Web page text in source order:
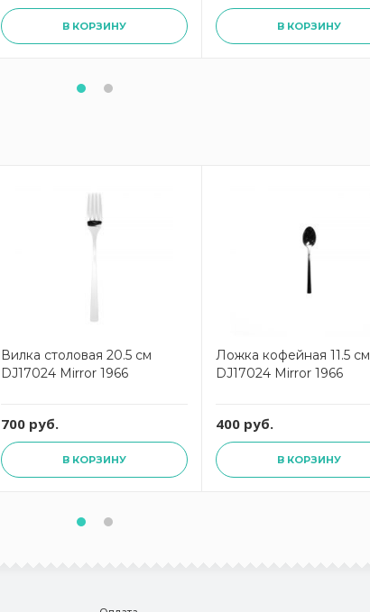
В КОРЗИНУ В КОРЗИНУ
Вилка столовая 20.5 см
DJ17024 Mirror 1966
700 руб.
В КОРЗИНУ
Ложка кофейная 11.5 см
DJ17024 Mirror 1966
400 руб.
В КОРЗИНУ